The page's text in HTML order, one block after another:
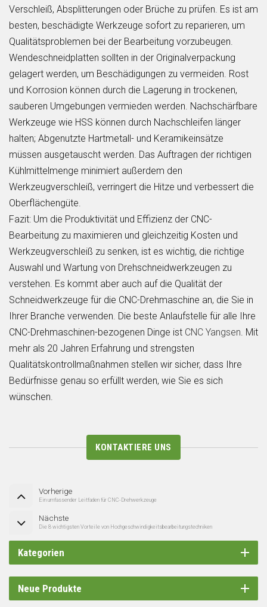
Verschleiß, Absplitterungen oder Brüche zu prüfen. Es ist am
besten, beschädigte Werkzeuge sofort zu reparieren, um
Qualitätsproblemen bei der Bearbeitung vorzubeugen.
Wendeschneidplatten sollten in der Originalverpackung
gelagert werden, um Beschädigungen zu vermeiden. Rost
und Korrosion können durch die Lagerung in trockenen,
sauberen Umgebungen vermieden werden. Nachschärfbare
Werkzeuge wie HSS können durch Nachschleifen länger
halten; Abgenutzte Hartmetall- und Keramikeinsätze
müssen ausgetauscht werden. Das Auftragen der richtigen
Kühlmittelmenge minimiert außerdem den
Werkzeugverschleiß, verringert die Hitze und verbessert die
Oberflächengüte.
Fazit: Um die Produktivität und Effizienz der CNC-
Bearbeitung zu maximieren und gleichzeitig Kosten und
Werkzeugverschleiß zu senken, ist es wichtig, die richtige
Auswahl und Wartung von Drehschneidwerkzeugen zu
verstehen. Es kommt aber auch auf die Qualität der
Schneidwerkzeuge für die CNC-Drehmaschine an, die Sie in
Ihrer Branche verwenden. Die beste Anlaufstelle für alle Ihre
CNC-Drehmaschinen-bezogenen Dinge ist CNC Yangsen. Mit
mehr als 20 Jahren Erfahrung und strengsten
Qualitätskontrollmaßnahmen stellen wir sicher, dass Ihre
Bedürfnisse genau so erfüllt werden, wie Sie es sich
wünschen.
KONTAKTIERE UNS
Vorherige
Ein umfassender Leitfaden für CNC-Drehwerkzeuge
Nächste
Die 8 wichtigsten Vorteile von Hochgeschwindigkeitsbearbeitungstechniken
Kategorien
Neue Produkte